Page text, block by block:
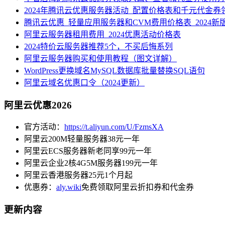
2024年腾讯云优惠服务器活动_配置价格表和千元代金券
腾讯云优惠_轻量应用服务器和CVM费用价格表_2024新
阿里云服务器租用费用_2024优惠活动价格表
2024特价云服务器推荐5个，不买后悔系列
阿里云服务器购买和使用教程（图文详解）
WordPress更换域名MySQL数据库批量替换SQL语句
阿里云域名优惠口令（2024更新）
阿里云优惠2026
官方活动： https://t.aliyun.com/U/FzmsXA
阿里云200M轻量服务器38元一年
阿里云ECS服务器新老同享99元一年
阿里云企业2核4G5M服务器199元一年
阿里云香港服务器25元1个月起
优惠券： aly.wiki免费领取阿里云折扣券和代金券
更新内容